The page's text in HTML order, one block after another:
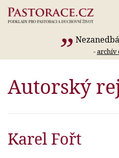
-archív
Autorský
Karel Fořt